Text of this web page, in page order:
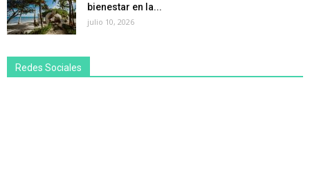
bienestar en la...
julio 10, 2026
Redes Sociales